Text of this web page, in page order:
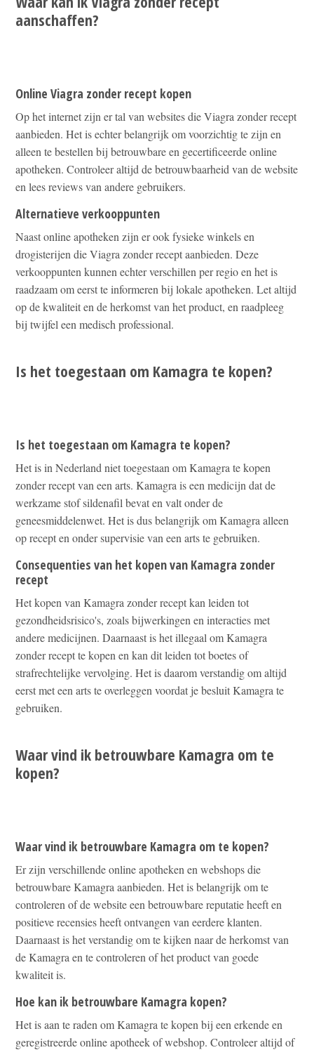
aanschaffen?
Online Viagra zonder recept kopen
Op het internet zijn er tal van websites die Viagra zonder recept
aanbieden. Het is echter belangrijk om voorzichtig te zijn en
alleen te bestellen bij betrouwbare en gecertificeerde online
apotheken. Controleer altijd de betrouwbaarheid van de website
en lees reviews van andere gebruikers.
Alternatieve verkooppunten
Naast online apotheken zijn er ook fysieke winkels en
drogisterijen die Viagra zonder recept aanbieden. Deze
verkooppunten kunnen echter verschillen per regio en het is
raadzaam om eerst te informeren bij lokale apotheken. Let altijd
op de kwaliteit en de herkomst van het product, en raadpleeg
bij twijfel een medisch professional.
Is het toegestaan om Kamagra te kopen?
Is het toegestaan om Kamagra te kopen?
Het is in Nederland niet toegestaan om Kamagra te kopen
zonder recept van een arts. Kamagra is een medicijn dat de
werkzame stof sildenafil bevat en valt onder de
geneesmiddelenwet. Het is dus belangrijk om Kamagra alleen
op recept en onder supervisie van een arts te gebruiken.
Consequenties van het kopen van Kamagra zonder
recept
Het kopen van Kamagra zonder recept kan leiden tot
gezondheidsrisico's, zoals bijwerkingen en interacties met
andere medicijnen. Daarnaast is het illegaal om Kamagra
zonder recept te kopen en kan dit leiden tot boetes of
strafrechtelijke vervolging. Het is daarom verstandig om altijd
eerst met een arts te overleggen voordat je besluit Kamagra te
gebruiken.
Waar vind ik betrouwbare Kamagra om te
kopen?
Waar vind ik betrouwbare Kamagra om te kopen?
Er zijn verschillende online apotheken en webshops die
betrouwbare Kamagra aanbieden. Het is belangrijk om te
controleren of de website een betrouwbare reputatie heeft en
positieve recensies heeft ontvangen van eerdere klanten.
Daarnaast is het verstandig om te kijken naar de herkomst van
de Kamagra en te controleren of het product van goede
kwaliteit is.
Hoe kan ik betrouwbare Kamagra kopen?
Het is aan te raden om Kamagra te kopen bij een erkende en
geregistreerde online apotheek of webshop. Controleer altijd of